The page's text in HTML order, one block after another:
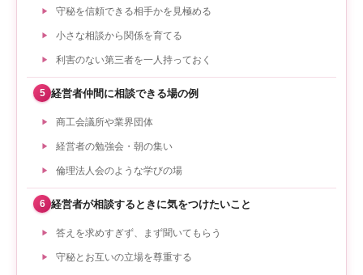
守秘を信頼できる相手かを見極める
小さな相談から関係を育てる
利害のない第三者を一人持っておく
5 経営者仲間に相談できる場の例
商工会議所や業界団体
経営者の勉強会・朝の集い
倫理法人会のような学びの場
6 経営者が相談するときに気をつけたいこと
答えを求めすぎず、まず聞いてもらう
守秘とお互いの立場を尊重する